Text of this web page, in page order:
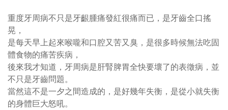
重度牙周病不只是牙齦腫痛發紅很痛而已，是牙齒全口搖
晃，
是每天早上起來喉嚨和口腔又苦又臭，是很多時候無法吃固
體食物的痛苦疾病，
後來我才知道，牙周病是肝腎脾胃全快要壞了的表徵病，並
不只是牙齒問題。
當然這不是一夕之間造成的，是好幾年失衡，是從小就失衡
的身體巨大怒吼。